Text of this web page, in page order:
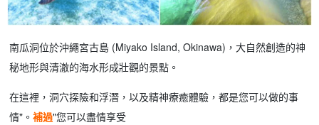
南瓜洞位於沖繩宮古島 (Miyako Island, Okinawa)，大自然創造的神
秘地形與清澈的海水形成壯觀的景點。
在這裡，洞穴探險和浮潛，以及精神療癒體驗，都是您可以做的事
情"。 補過"您可以盡情享受